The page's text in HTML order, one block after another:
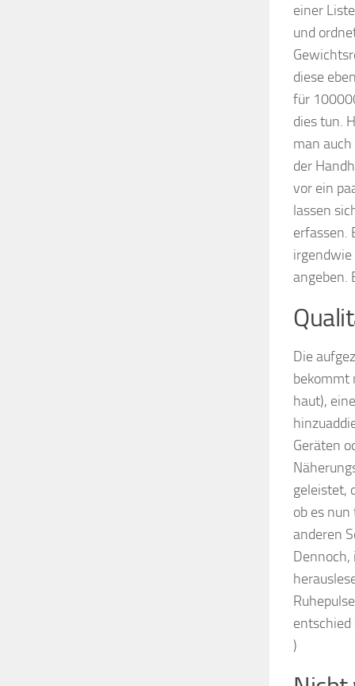
einer
und
diese
für
dies tun.
man
der
vor ein
lassen
erfassen.
irgendwie
angeben.
Die
bekommt
haut),
Geräten
geleistet,
ob es
anderen
entschied
)